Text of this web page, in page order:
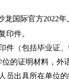
龙国际官方2022
印件。
件 （包括毕业证
的证明材料，外
员出具所在单位